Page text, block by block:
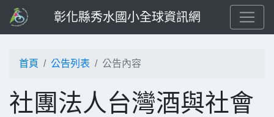
彰化縣秀水國小全球資訊網
首頁 公告列表 公告內容
社團法人台灣酒與社會